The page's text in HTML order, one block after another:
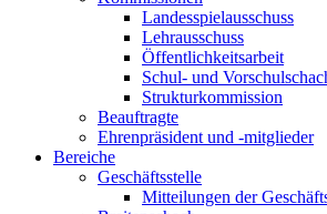
Landesspielausschuss
Lehrausschuss
Öffentlichkeitsarbeit
Schul- und
Strukturkommission
Beauftragte
Ehrenpräsident und -mitglieder
Bereiche
Geschäftsstelle
Mitteilungen der